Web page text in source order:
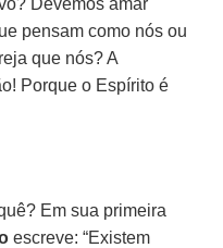
pensam como nós ou
que nós? A
Porque o Espírito é
Em sua primeira
escreve: “Existem